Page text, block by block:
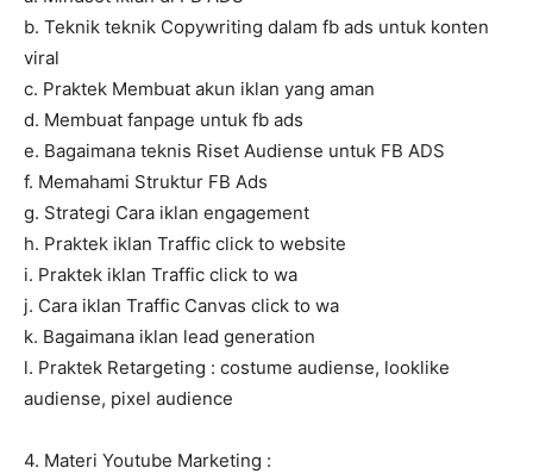
b. Teknik teknik Copywriting dalam fb ads untuk konten
viral
c. Praktek Membuat akun iklan yang aman
d. Membuat fanpage untuk fb ads
e. Bagaimana teknis Riset Audiense untuk FB ADS
f. Memahami Struktur FB Ads
g. Strategi Cara iklan engagement
h. Praktek iklan Traffic click to website
i. Praktek iklan Traffic click to wa
j. Cara iklan Traffic Canvas click to wa
k. Bagaimana iklan lead generation
l. Praktek Retargeting : costume audiense, looklike
audiense, pixel audience
4. Materi Youtube Marketing :